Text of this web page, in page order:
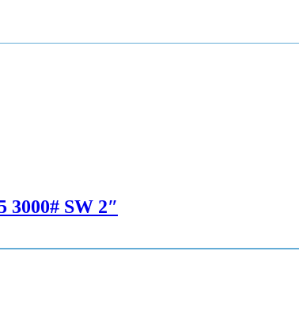
3000# SW 2″